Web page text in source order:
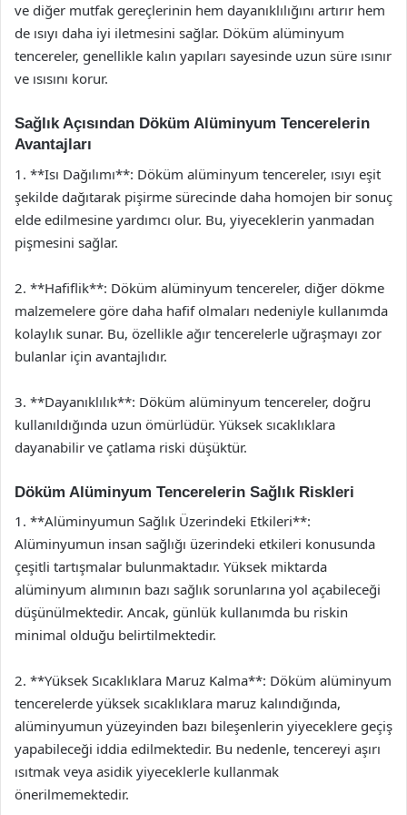
ve diğer mutfak gereçlerinin hem dayanıklılığını artırır hem
de ısıyı daha iyi iletmesini sağlar. Döküm alüminyum
tencereler, genellikle kalın yapıları sayesinde uzun süre ısınır
ve ısısını korur.
Sağlık Açısından Döküm Alüminyum Tencerelerin
Avantajları
1. **Isı Dağılımı**: Döküm alüminyum tencereler, ısıyı eşit
şekilde dağıtarak pişirme sürecinde daha homojen bir sonuç
elde edilmesine yardımcı olur. Bu, yiyeceklerin yanmadan
pişmesini sağlar.
2. **Hafiflik**: Döküm alüminyum tencereler, diğer dökme
malzemelere göre daha hafif olmaları nedeniyle kullanımda
kolaylık sunar. Bu, özellikle ağır tencerelerle uğraşmayı zor
bulanlar için avantajlıdır.
3. **Dayanıklılık**: Döküm alüminyum tencereler, doğru
kullanıldığında uzun ömürlüdür. Yüksek sıcaklıklara
dayanabilir ve çatlama riski düşüktür.
Döküm Alüminyum Tencerelerin Sağlık Riskleri
1. **Alüminyumun Sağlık Üzerindeki Etkileri**:
Alüminyumun insan sağlığı üzerindeki etkileri konusunda
çeşitli tartışmalar bulunmaktadır. Yüksek miktarda
alüminyum alımının bazı sağlık sorunlarına yol açabileceği
düşünülmektedir. Ancak, günlük kullanımda bu riskin
minimal olduğu belirtilmektedir.
2. **Yüksek Sıcaklıklara Maruz Kalma**: Döküm alüminyum
tencerelerde yüksek sıcaklıklara maruz kalındığında,
alüminyumun yüzeyinden bazı bileşenlerin yiyeceklere geçiş
yapabileceği iddia edilmektedir. Bu nedenle, tencereyi aşırı
ısıtmak veya asidik yiyeceklerle kullanmak
önerilmemektedir.